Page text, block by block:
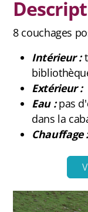
8 couchages
Intérieur :
Extérieur :
Eau :pas
dans la
Chauffage
Carte des cabanes
Bauges
Baronnies